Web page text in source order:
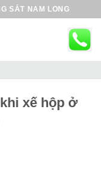
SẮT NAM LONG
xế hộp ở